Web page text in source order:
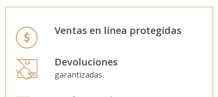
Ventas en línea protegidas
Devoluciones
garantizadas